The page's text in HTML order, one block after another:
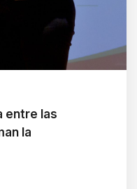
entre las
la